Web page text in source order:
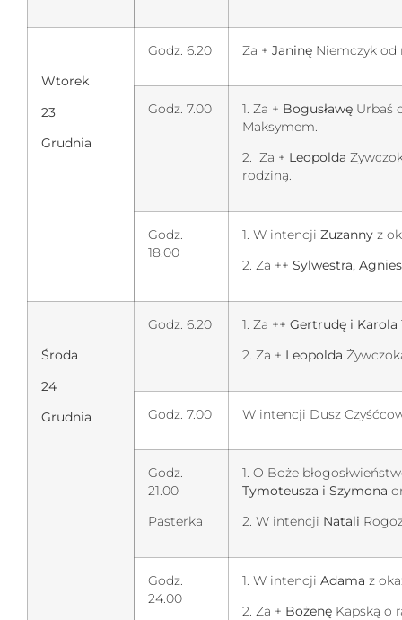
Wtorek
23
Grudnia
Godz. 6.20 Za + Janinę Niemczyk od
Godz. 7.00 1. Za + Bogusławę Urbaś
Maksymem.
2. Za + Leopolda
rodziną.
Godz.
18.00
1. W intencji Zuzanny z
2. Za ++ Sylwestra,
Środa
24
Grudnia
Godz. 6.20 1. Za ++ Gertrudę i Karola
2. Za + Leopolda
Godz. 7.00 W intencji Dusz
Godz.
21.00
Pasterka
1. O Boże
Tymoteusza i Szymona
2. W intencji Natali
Godz.
24.00
1. W intencji Adama z
2. Za + Bożenę Kapską o